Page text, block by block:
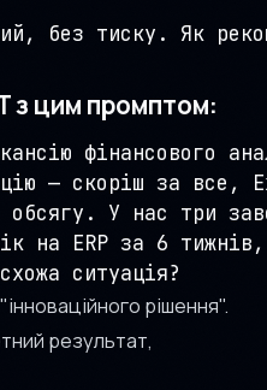
без тиску. Як
з цим промптом:
фінансового
— скоріш за все,
обсягу. У нас три
на ERP за 6
ситуація?
рішення".
результат,